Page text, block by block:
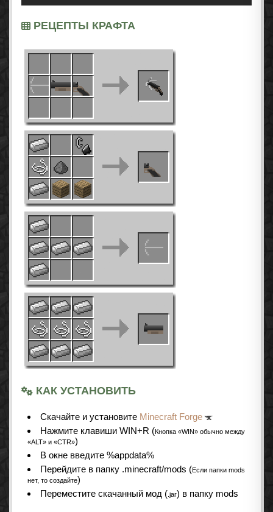
РЕЦЕПТЫ КРАФТА
КАК УСТАНОВИТЬ
Cкачайте и установите Minecraft Forge
Нажмите клавиши WIN+R (Кнопка «WIN» обычно между
«ALT» и «CTR»)
В окне введите %appdata%
Перейдите в папку .minecraft/mods (Если папки mods
нет, то создайте)
Переместите скачанный мод ( .jar) в папку mods